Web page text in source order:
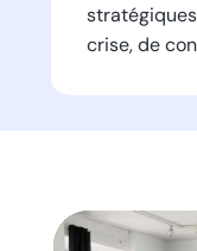
crise, de